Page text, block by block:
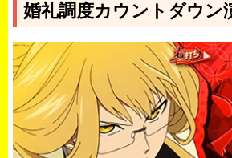
婚礼調度カウントダウン